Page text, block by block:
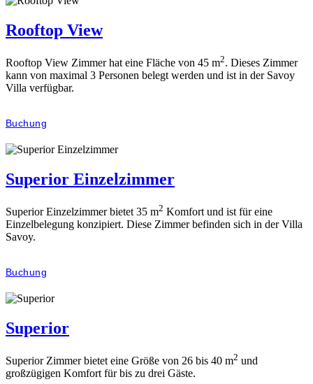
Rooftop View
Rooftop View Zimmer hat eine Fläche von 45 m2. Dieses Zimmer
kann von maximal 3 Personen belegt werden und ist in der Savoy
Villa verfügbar.
Buchung
Superior Einzelzimmer
Superior Einzelzimmer bietet 35 m2 Komfort und ist für eine
Einzelbelegung konzipiert. Diese Zimmer befinden sich in der Villa
Savoy.
Buchung
Superior
Superior Zimmer bietet eine Größe von 26 bis 40 m2 und
großzügigen Komfort für bis zu drei Gäste.